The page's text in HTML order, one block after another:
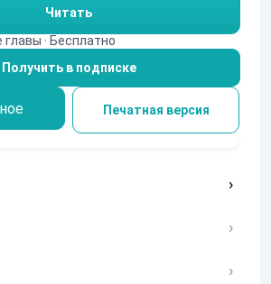
Читать
· Бесплатно
Получить в подписке
Печатная версия